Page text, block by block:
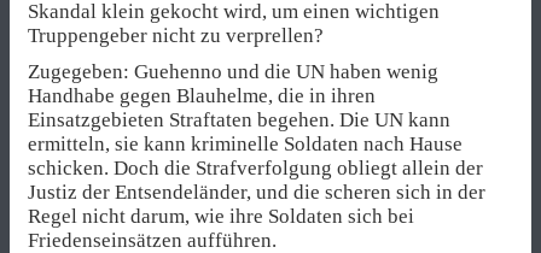
Skandal klein gekocht wird, um einen wichtigen
Truppengeber nicht zu verprellen?
Zugegeben: Guehenno und die UN haben wenig
Handhabe gegen Blauhelme, die in ihren
Einsatzgebieten Straftaten begehen. Die UN kann
ermitteln, sie kann kriminelle Soldaten nach Hause
schicken. Doch die Strafverfolgung obliegt allein der
Justiz der Entsendeländer, und die scheren sich in der
Regel nicht darum, wie ihre Soldaten sich bei
Friedenseinsätzen aufführen.